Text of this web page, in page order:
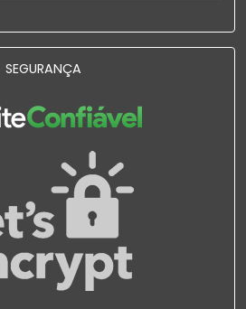
SEGURANÇA